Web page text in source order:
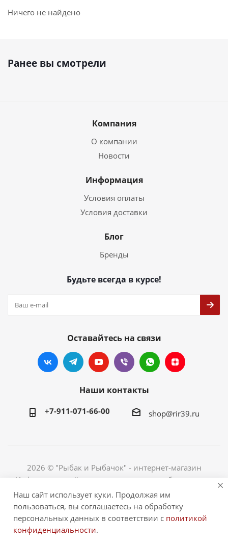
Ничего не найдено
Ранее вы смотрели
Компания
О компании
Новости
Информация
Условия оплаты
Условия доставки
Блог
Бренды
Будьте всегда в курсе!
Оставайтесь на связи
Наши контакты
+7-911-071-66-00 shop@rir39.ru
2026 © "Рыбак и Рыбачок" - интернет-магазин
Информация сайта защищена законом об авторских
правах. Индивидуальный предприниматель Рогов
Сергей Юрьевич. ИНН 390600967290. ОГРНИП
324390000064229.
Наш сайт использует куки. Продолжая им
пользоваться, вы соглашаетесь на обработку
персональных данных в соответствии с политикой
конфиденциальности.